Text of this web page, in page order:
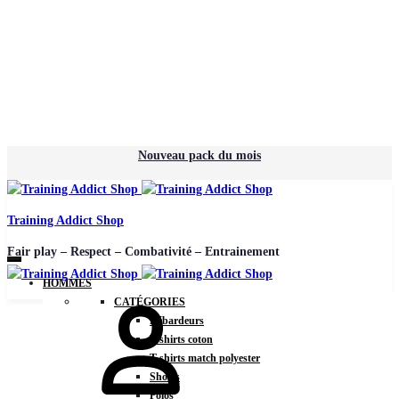
Nouveau pack du mois
Training Addict Shop
Fair play – Respect – Combativité – Entrainement
HOMMES
CATÉGORIES
Débardeurs
T-shirts coton
T-shirts match polyester
Shorts
Polos